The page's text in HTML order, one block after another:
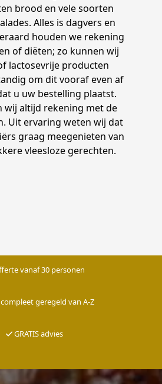
brood en vele soorten
Alles is dagvers en
houden we rekening
of diëten; zo kunnen wij
lactosevrije producten
om dit vooraf even af
u uw bestelling plaatst.
wij altijd rekening met de
Uit ervaring weten wij dat
graag meegenieten van
vleesloze gerechten.
vanaf 30 personen
geregeld van A-Z
GRATIS advies